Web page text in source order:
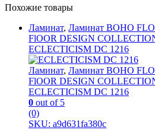
Похожие товары
Ламинат, Ламинат BOHO
FlOOR DESIGN
ECLECTICISM DC 1216
Ламинат, Ламинат BOHO
FlOOR DESIGN
ECLECTICISM DC 1216
0 out of 5
(0)
SKU: a9d631fa380c